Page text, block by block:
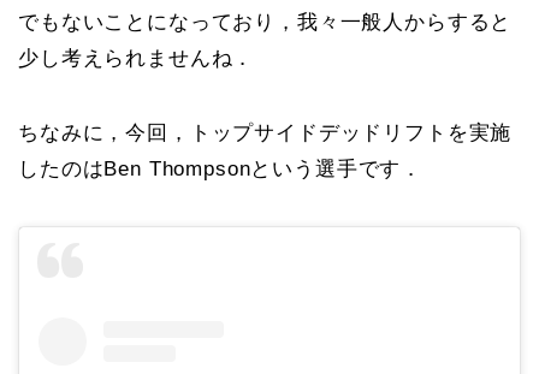
でもないことになっており，我々一般人からすると
少し考えられませんね．
ちなみに，今回，トップサイドデッドリフトを実施
したのはBen Thompsonという選手です．